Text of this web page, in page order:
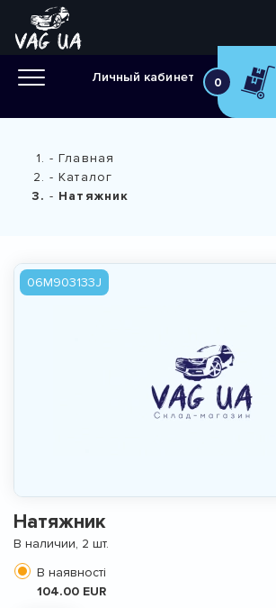
Личный кабинет 0
Главная
Каталог
Натяжник
06M903133J
Натяжник
В наличии, 2 шт.
В наявності
104.00 EUR